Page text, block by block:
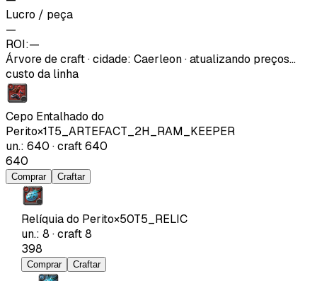
Lucro / peça
—
ROI:—
Árvore de craft·cidade: Caerleon· atualizando preços…
custo da linha
Cepo Entalhado do
Perito×1T5_ARTEFACT_2H_RAM_KEEPER
un.: 640 ·craft640
640
Comprar Craftar
Relíquia do Perito×50T5_RELIC
un.: 8 ·craft8
398
Comprar Craftar